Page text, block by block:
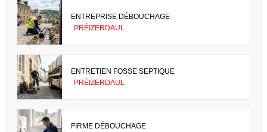
ENTREPRISE DÉBOUCHAGE
PRÉIZERDAUL
ENTRETIEN FOSSE SEPTIQUE
PRÉIZERDAUL
FIRME DÉBOUCHAGE